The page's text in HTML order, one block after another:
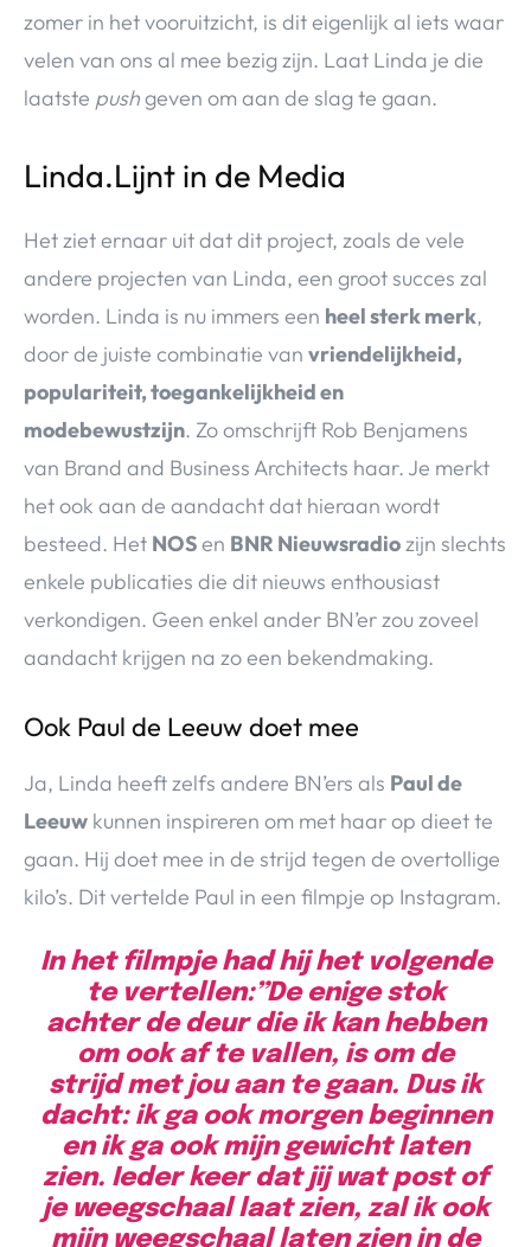
zomer in het vooruitzicht, is dit eigenlijk al iets waar
velen van ons al mee bezig zijn. Laat Linda je die
laatste pushgeven om aan de slag te gaan.
Linda.Lijnt in de Media
Het ziet ernaar uit dat dit project, zoals de vele
andere projecten van Linda, een groot succes zal
worden. Linda is nu immers een heel sterk merk,
door de juiste combinatie van vriendelijkheid,
populariteit, toegankelijkheid en
modebewustzijn. Zo omschrijft Rob Benjamens
van Brand and Business Architects haar. Je merkt
het ook aan de aandacht dat hieraan wordt
besteed. Het NOSen BNR Nieuwsradiozijn slechts
enkele publicaties die dit nieuws enthousiast
verkondigen. Geen enkel ander BN’er zou zoveel
aandacht krijgen na zo een bekendmaking.
Ook Paul de Leeuw doet mee
Ja, Linda heeft zelfs andere BN’ers als Paul de
Leeuw kunnen inspireren om met haar op dieet te
gaan. Hij doet mee in de strijd tegen de overtollige
kilo’s. Dit vertelde Paul in een filmpje op Instagram.
In het filmpje had hij het volgende
te vertellen:”De enige stok
achter de deur die ik kan hebben
om ook af te vallen, is om de
strijd met jou aan te gaan. Dus ik
dacht: ik ga ook morgen beginnen
en ik ga ook mijn gewicht laten
zien. Ieder keer dat jij wat post of
je weegschaal laat zien, zal ik ook
mijn weegschaal laten zien in de